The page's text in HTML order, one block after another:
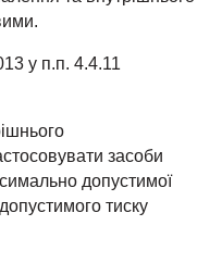
у п.п. 4.4.11
засоби
допустимої
тиску